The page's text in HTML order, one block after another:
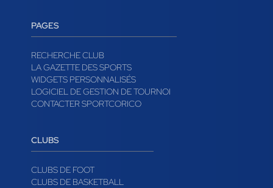
PAGES
RECHERCHE CLUB
LA GAZETTE DES SPORTS
WIDGETS PERSONNALISÉS
LOGICIEL DE GESTION DE TOURNOI
CONTACTER SPORTCORICO
CLUBS
CLUBS DE FOOT
CLUBS DE BASKETBALL